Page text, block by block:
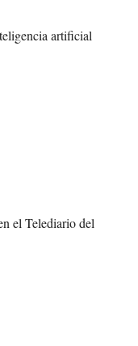
artificial
el Telediario del